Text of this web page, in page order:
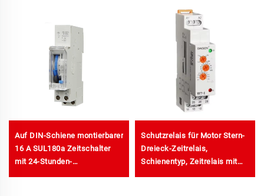
Auf DIN-Schiene montierbarer
16 A SUL180a Zeitschalter
mit 24-Stunden-
Schutzrelais für Motor Stern-
Dreieck-Zeitrelais,
Schienentyp, Zeitrelais mit